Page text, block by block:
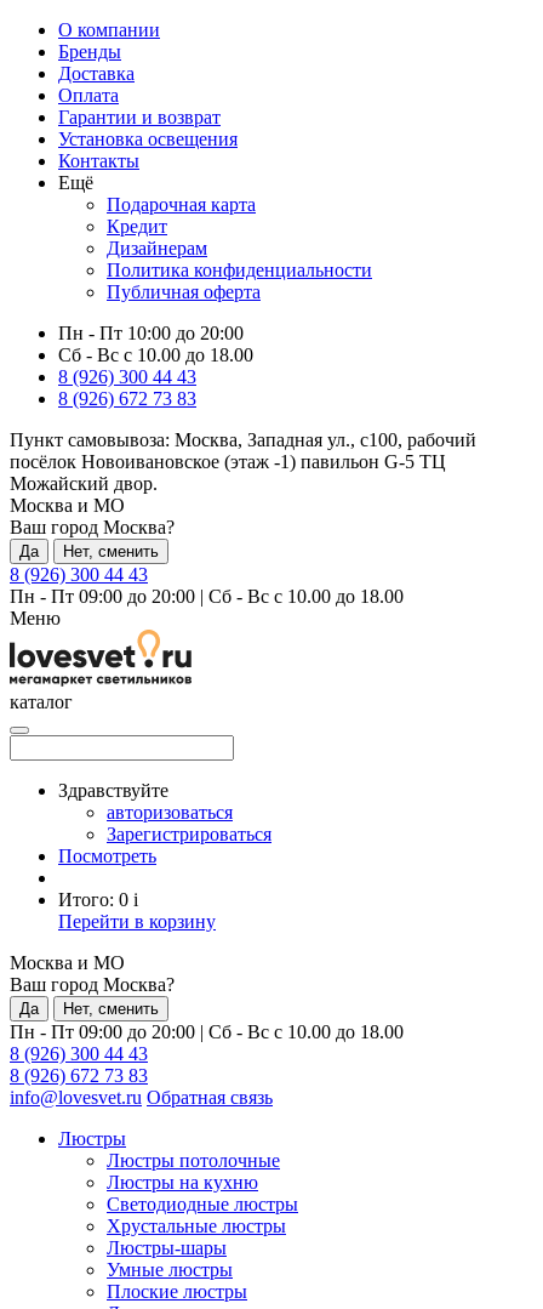
О компании
Бренды
Доставка
Оплата
Гарантии и возврат
Установка освещения
Контакты
Ещё
Подарочная карта
Кредит
Дизайнерам
Политика конфиденциальности
Публичная оферта
Пн - Пт 10:00 до 20:00
Сб - Вс с 10.00 до 18.00
8 (926) 300 44 43
8 (926) 672 73 83
Пункт самовывоза: Москва, Западная ул., с100, рабочий
посёлок Новоивановское (этаж -1) павильон G-5 ТЦ
Можайский двор.
Москва и МО
Ваш город Москва?
Да Нет, сменить
8 (926) 300 44 43
Пн - Пт 09:00 до 20:00 | Сб - Вс с 10.00 до 18.00
Меню
каталог
Здравствуйте
авторизоваться
Зарегистрироваться
Посмотреть
Итого: 0 i
Перейти в корзину
Москва и МО
Ваш город Москва?
Да Нет, сменить
Пн - Пт 09:00 до 20:00 | Сб - Вс с 10.00 до 18.00
8 (926) 300 44 43
8 (926) 672 73 83
info@lovesvet.ru Обратная связь
Люстры
Люстры потолочные
Люстры на кухню
Светодиодные люстры
Хрустальные люстры
Люстры-шары
Умные люстры
Плоские люстры